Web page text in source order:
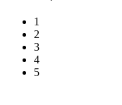
1
2
3
4
5